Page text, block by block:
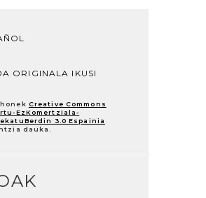
ORIGINALA IKUSI
Creative Commons
EzKomertziala-
3.0 Espainia
dauka.